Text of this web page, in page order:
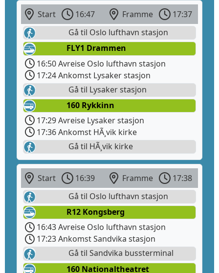
Start 16:47 Framme
17:37
Gå til Oslo lufthavn stasjon
FLY1 Drammen
16:50 Avreise Oslo lufthavn stasjon
17:24 Ankomst Lysaker stasjon
Gå til Lysaker stasjon
160 Rykkinn
17:29 Avreise Lysaker stasjon
17:36 Ankomst HÃ¸vik kirke
Gå til HÃ¸vik kirke
Start 16:39 Framme
17:38
Gå til Oslo lufthavn stasjon
R12 Kongsberg
16:43 Avreise Oslo lufthavn stasjon
17:23 Ankomst Sandvika stasjon
Gå til Sandvika bussterminal
160 Nationaltheatret